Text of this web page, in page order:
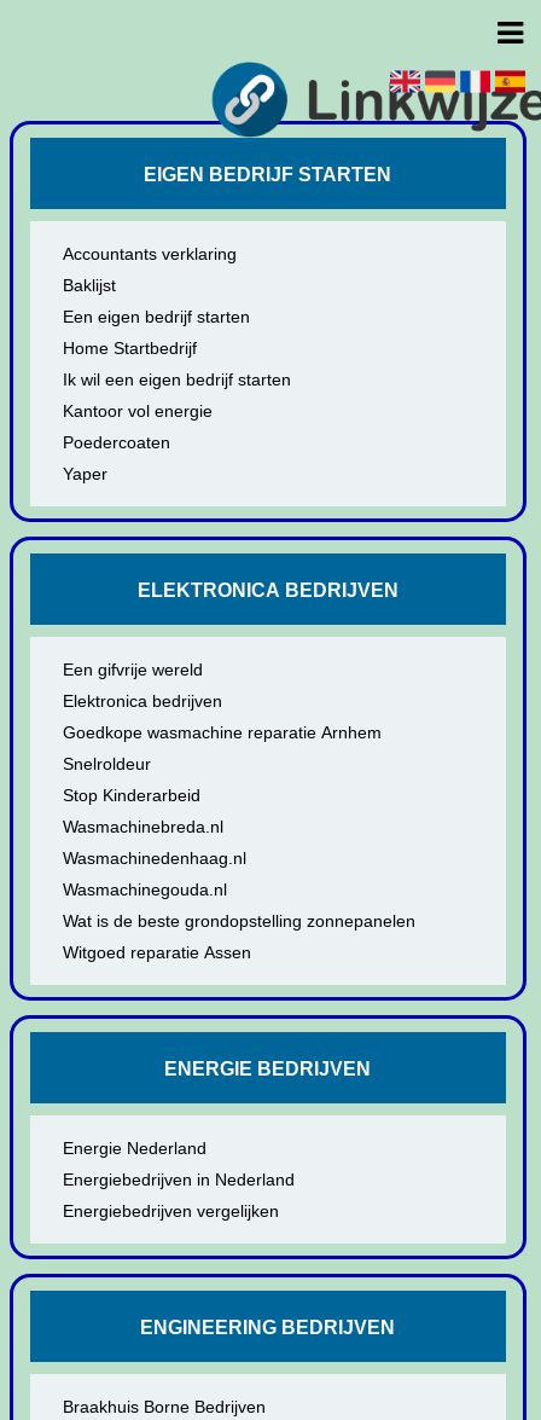
EIGEN BEDRIJF STARTEN
Accountants verklaring
Baklijst
Een eigen bedrijf starten
Home Startbedrijf
Ik wil een eigen bedrijf starten
Kantoor vol energie
Poedercoaten
Yaper
ELEKTRONICA BEDRIJVEN
Een gifvrije wereld
Elektronica bedrijven
Goedkope wasmachine reparatie Arnhem
Snelroldeur
Stop Kinderarbeid
Wasmachinebreda.nl
Wasmachinedenhaag.nl
Wasmachinegouda.nl
Wat is de beste grondopstelling zonnepanelen
Witgoed reparatie Assen
ENERGIE BEDRIJVEN
Energie Nederland
Energiebedrijven in Nederland
Energiebedrijven vergelijken
ENGINEERING BEDRIJVEN
Braakhuis Borne Bedrijven